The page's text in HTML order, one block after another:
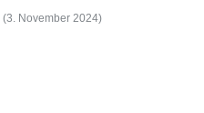
(3. November 2024)